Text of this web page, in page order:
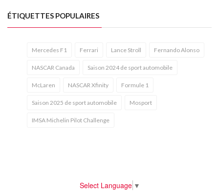
ÉTIQUETTES POPULAIRES
Mercedes F1 Ferrari Lance Stroll Fernando Alonso
NASCAR Canada Saison 2024 de sport automobile
McLaren NASCAR Xfinity Formule 1
Saison 2025 de sport automobile Mosport
IMSA Michelin Pilot Challenge
Select Language ▼